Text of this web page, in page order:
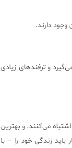
دارند.
و ترفندهای زیادی
می‌كنند. و بهترین
زندگی خود را – با